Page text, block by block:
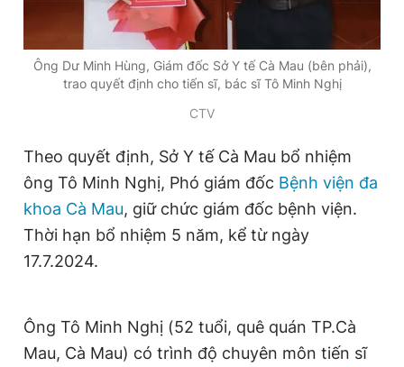
0906 645 777
Liên hệ quảng cáo
0908 780 404
Đặt báo Quảng cáo RSS Tòa soạn Chính sách bảo
Tổng biên tập: Nguyễn Ngọc Toàn
Phó tổng biên tập: Trần Việt Hưng
Tổng thư ký tòa soạn: Đức Trung
Giấy phép xuất bản số 110/GP - BTTTT cấp ngày 24.3.2020
© 2003-2026 Bản quyền thuộc về Báo Thanh Niên. Cấm sao
chép dưới mọi hình thức nếu không có sự chấp thuận bằng văn
bản. Phát triển bởi ePi Technologies, JSC.
Ông Dư Minh Hùng, Giám đốc Sở Y tế Cà Mau (bên phải),
trao quyết định cho tiến sĩ, bác sĩ Tô Minh Nghị
CTV
Theo quyết định, Sở Y tế Cà Mau bổ nhiệm
ông Tô Minh Nghị, Phó giám đốc Bệnh viện đa
khoa Cà Mau, giữ chức giám đốc bệnh viện.
Thời hạn bổ nhiệm 5 năm, kể từ ngày
17.7.2024.
Ông Tô Minh Nghị (52 tuổi, quê quán TP.Cà
Mau, Cà Mau) có trình độ chuyên môn tiến sĩ